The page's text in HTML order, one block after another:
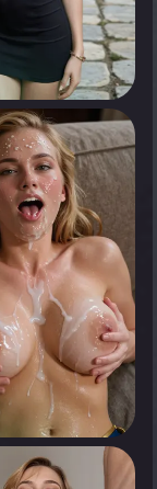
voir